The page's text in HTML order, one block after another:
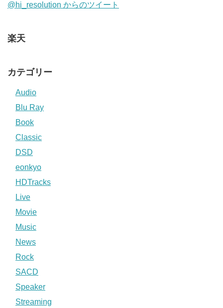
@hi_resolution からのツイート
楽天
カテゴリー
Audio
Blu Ray
Book
Classic
DSD
eonkyo
HDTracks
Live
Movie
Music
News
Rock
SACD
Speaker
Streaming